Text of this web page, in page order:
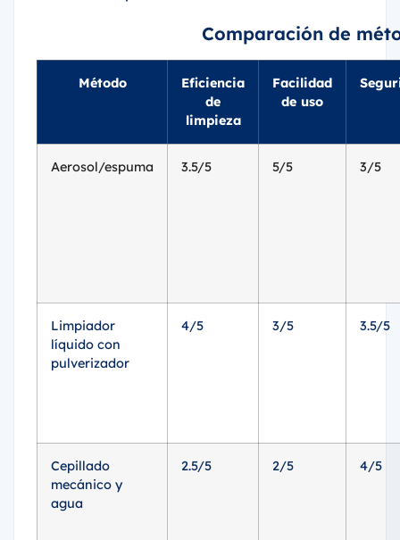
Comparación de
Método
Eficiencia
de
limpieza
Facilidad
de uso
Aerosol/espuma 3.5/5 5/5 3/5
Limpiador
líquido con
pulverizador
4/5 3/5 3.5/5
Cepillado
mecánico y
agua
2.5/5 2/5 4/5